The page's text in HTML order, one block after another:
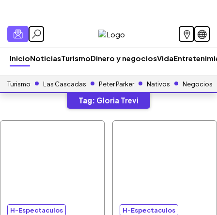
InicioNoticiasTurismoDinero y negociosVida
Turismo Las Cascadas Peter Parker Nativos Negocios
Tag: Gloria Trevi
H-Espectaculos H-Espectaculos